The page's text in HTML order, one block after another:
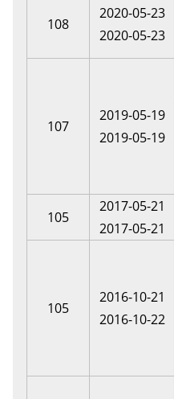
108
2020-05-23
2020-05-23
107
2019-05-19
2019-05-19
105
2017-05-21
2017-05-21
105
2016-10-21
2016-10-22